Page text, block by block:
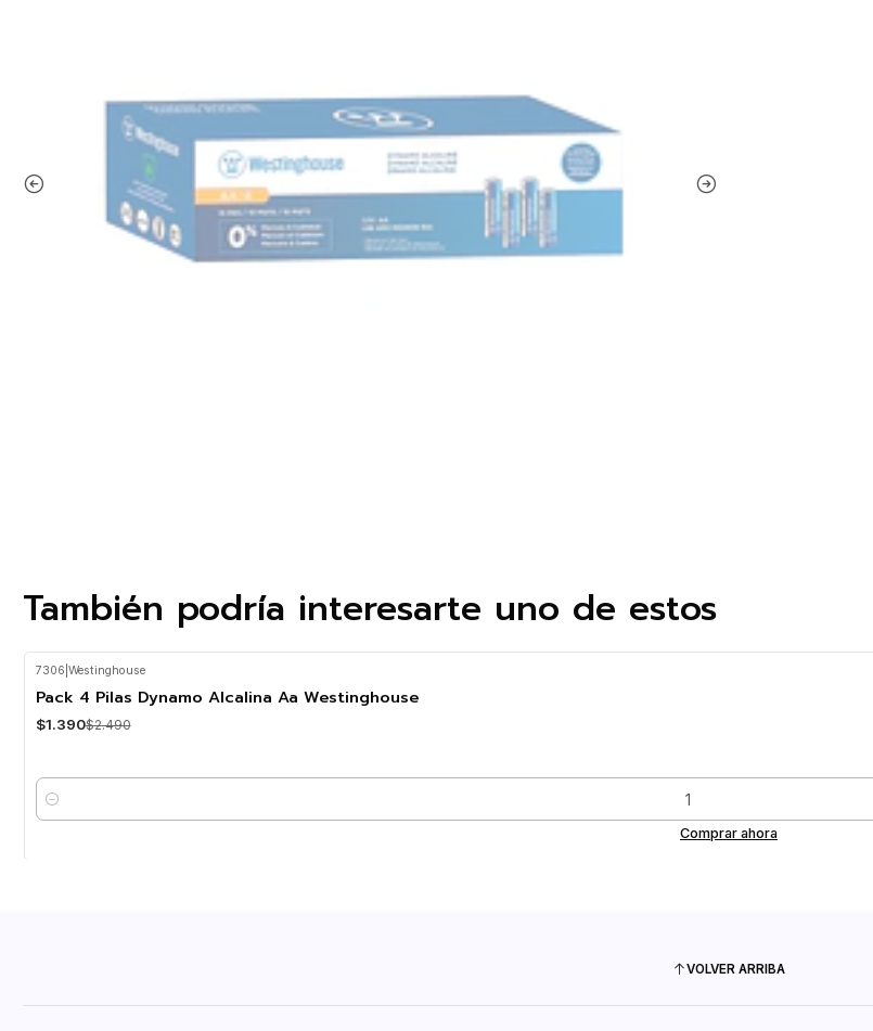
También podría interesarte uno de estos
-44% OFF
7306 Westinghouse
Pack 4 Pilas Dynamo Alcalina Aa Westinghouse
$1.390$2.490
Cantidad
Comprar ahora
VOLVER ARRIBA